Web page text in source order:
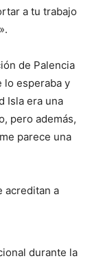
a tu trabajo
de Palencia
lo esperaba y
Isla era una
pero además,
parece una
acreditan a
durante la